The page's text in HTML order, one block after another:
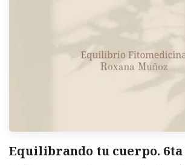
Equilibrando tu cuerpo. 6ta